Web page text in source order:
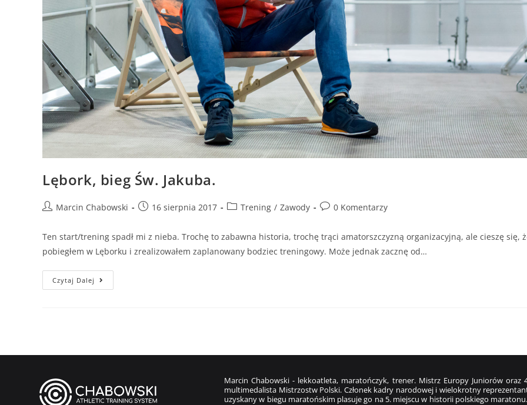
Lębork, bieg Św. Jakuba.
Marcin Chabowski 16 sierpnia 2017 Trening / Zawody 0 Komentarzy
Ten start/trening spadł mi z nieba. Trochę to zabawna historia, trochę trąci amatorszczyzną organizacyjną, ale cieszę się,
pobiegłem w Lęborku i zrealizowałem zaplanowany bodziec treningowy. Może jednak zacznę od…
Czytaj Dalej
Marcin Chabowski - lekkoatleta, maratończyk, trener. Mistrz Europy Juniorów
multimedalista Mistrzostw Polski. Członek kadry narodowej i wielokrotny
uzyskany w biegu maratońskim plasuje go na 5. miejscu w historii polskiego